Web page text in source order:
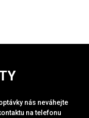
nás neváhejte
na telefonu